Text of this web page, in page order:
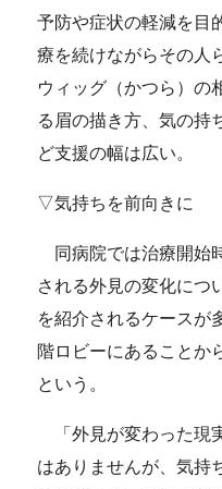
予防や症状の軽減を目
療を続けながらその人
ウィッグ（かつら）の
る眉の描き方、気の持
ど支援の幅は広い。
▽気持ちを前向きに
同病院では治療開始
される外見の変化につ
を紹介されるケースが
階ロビーにあることか
という。
「外見が変わった現
はありませんが、気持